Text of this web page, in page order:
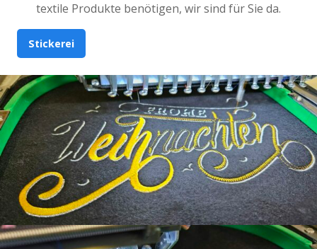
textile Produkte benötigen, wir sind für Sie da.
Stickerei